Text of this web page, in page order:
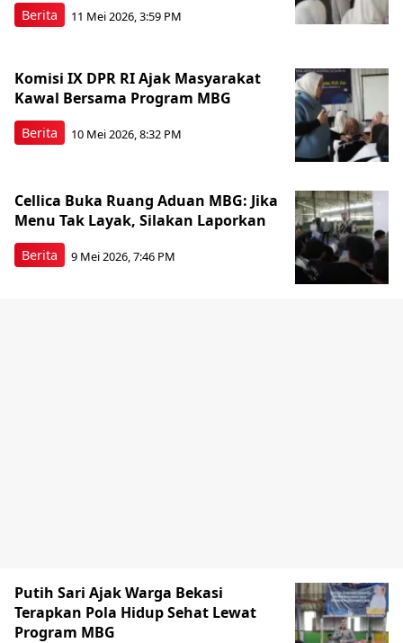
Berita 11 Mei 2026, 3:59 PM
Berita
Komisi IX DPR RI Ajak Masyarakat
Kawal Bersama Program MBG
10 Mei 2026, 8:32 PM
Berita
Cellica Buka Ruang Aduan MBG: Jika
Menu Tak Layak, Silakan Laporkan
9 Mei 2026, 7:46 PM
Putih Sari Ajak Warga Bekasi
Terapkan Pola Hidup Sehat Lewat
Program MBG